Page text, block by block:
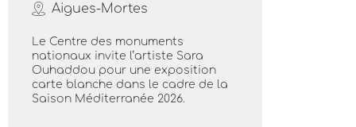
Aigues-Mortes
Le Centre des monuments
nationaux invite l’artiste Sara
Ouhaddou pour une exposition
carte blanche dans le cadre de la
Saison Méditerranée 2026.